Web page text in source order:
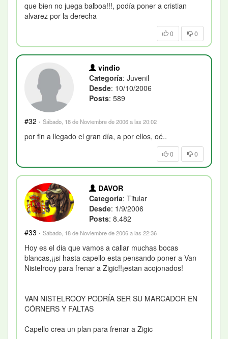
que bien no juega balboa!!!, podía poner a cristian
alvarez por la derecha
0 0
vindio
Categoría: Juvenil
Desde: 10/10/2006
Posts: 589
#32 · Sábado, 18 de Noviembre de 2006 a las 20:02
por fin a llegado el gran día, a por ellos, oé..
0 0
DAVOR
Categoría: Titular
Desde: 1/9/2006
Posts: 8.482
#33 · Sábado, 18 de Noviembre de 2006 a las 22:36
Hoy es el dia que vamos a callar muchas bocas
blancas,¡¡si hasta capello esta pensando poner a Van
Nistelrooy para frenar a Zigic!!¡estan acojonados!
VAN NISTELROOY PODRÍA SER SU MARCADOR EN
CÓRNERS Y FALTAS
Capello crea un plan para frenar a Zigic